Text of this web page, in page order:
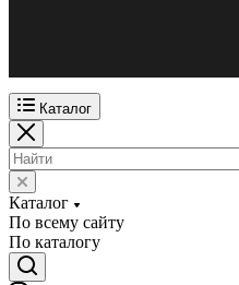
Каталог
Каталог
По всему сайту
По каталогу